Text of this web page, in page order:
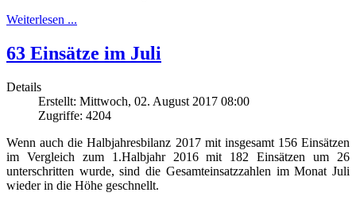
Weiterlesen ...
63 Einsätze im Juli
Details
Erstellt: Mittwoch, 02. August 2017 08:00
Zugriffe: 4204
Wenn auch die Halbjahresbilanz 2017 mit insgesamt 156 Einsätzen
im Vergleich zum 1.Halbjahr 2016 mit 182 Einsätzen um 26
unterschritten wurde, sind die Gesamteinsatzzahlen im Monat Juli
wieder in die Höhe geschnellt.